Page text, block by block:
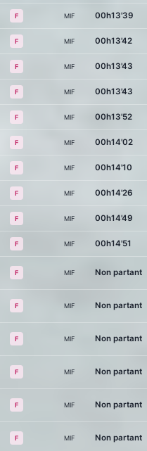
F MIF 00h13'39
F MIF 00h13'42
F MIF 00h13'43
F MIF 00h13'43
F MIF 00h13'52
F MIF 00h14'02
F MIF 00h14'10
F MIF 00h14'26
F MIF 00h14'49
F MIF 00h14'51
F MIF Non partant
F MIF Non partant
F MIF Non partant
F MIF Non partant
F MIF Non partant
F MIF Non partant